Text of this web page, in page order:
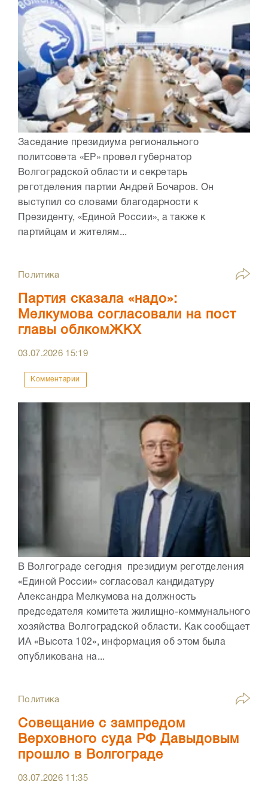
Заседание президиума регионального
политсовета «ЕР» провел губернатор
Волгоградской области и секретарь
реготделения партии Андрей Бочаров. Он
выступил со словами благодарности к
Президенту, «Единой России», а также к
партийцам и жителям...
Политика
Партия сказала «надо»:
Мелкумова согласовали на пост
главы облкомЖКХ
03.07.2026 15:19
Комментарии
В Волгограде сегодня президиум реготделения
«Единой России» согласовал кандидатуру
Александра Мелкумова на должность
председателя комитета жилищно-коммунального
хозяйства Волгоградской области. Как сообщает
ИА «Высота 102», информация об этом была
опубликована на...
Политика
Совещание с зампредом
Верховного суда РФ Давыдовым
прошло в Волгограде
03.07.2026 11:35